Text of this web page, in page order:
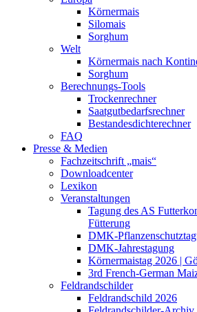
Körnermais
Silomais
Sorghum
Welt
Körnermais nach
Sorghum
Berechnungs-Tools
Trockenrechner
Saatgutbedarfsrechner
Bestandesdichterechner
FAQ
Presse & Medien
Fachzeitschrift „mais“
Downloadcenter
Lexikon
Veranstaltungen
Tagung des AS
Fütterung
DMK-
DMK-Jahrestagung
Körnermaistag 2026 |
3rd French-German
Feldrandschilder
Feldrandschild 2026